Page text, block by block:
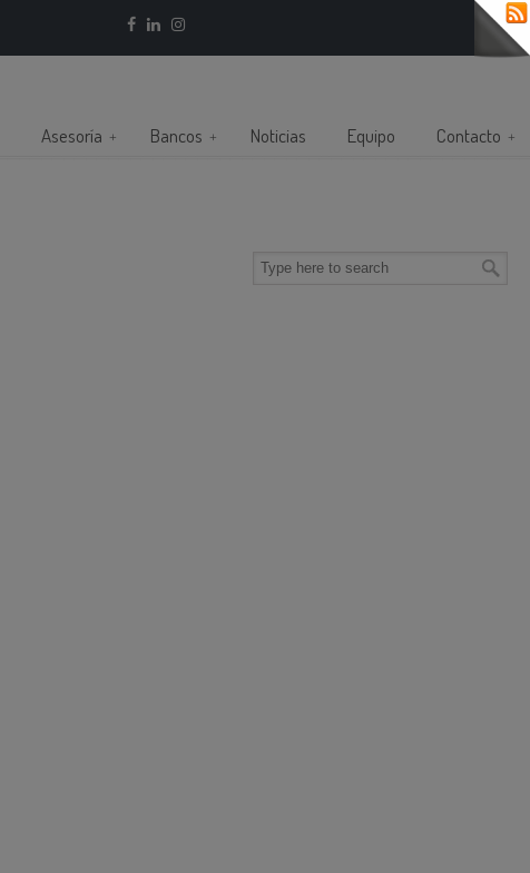
Asesoría Bancos Noticias Equipo Contacto